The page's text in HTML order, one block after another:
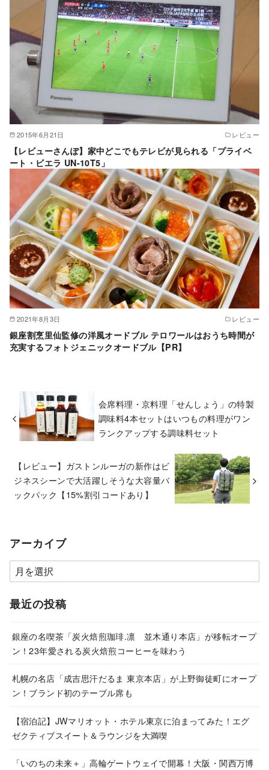
2015年6月21日 レビュー
【レビューさんぽ】家中どこでもテレビが見られる「プライベ
ート・ビエラ UN-10T5」
2021年8月3日 レビュー
銀座割烹里仙監修の洋風オードブル テロワールはおうち時間が
充実するフォトジェニックオードブル【PR】
会席料理・京料理「せんしょう」の特製
調味料4本セットはいつもの料理がワン
ランクアップする調味料セット
【レビュー】ガストンルーガの新作はビ
ジネスシーンで大活躍しそうな大容量バ
ックパック【15%割引コードあり】
アーカイブ
ア
ー
カ
ブ
最近の投稿
銀座の名喫茶「炭火焙煎珈琲.凛 並木通り本店」が移転オープ
ン！23年愛される炭火焙煎コーヒーを味わう
札幌の名店「成吉思汗だるま 東京本店」が上野御徒町にオープ
ン！ブランド初のテーブル席も
【宿泊記】JWマリオット・ホテル東京に泊まってみた！エグ
ゼクティブスイート＆ラウンジを大満喫
「いのちの未来＋」高輪ゲートウェイで開幕！大阪・関西万博